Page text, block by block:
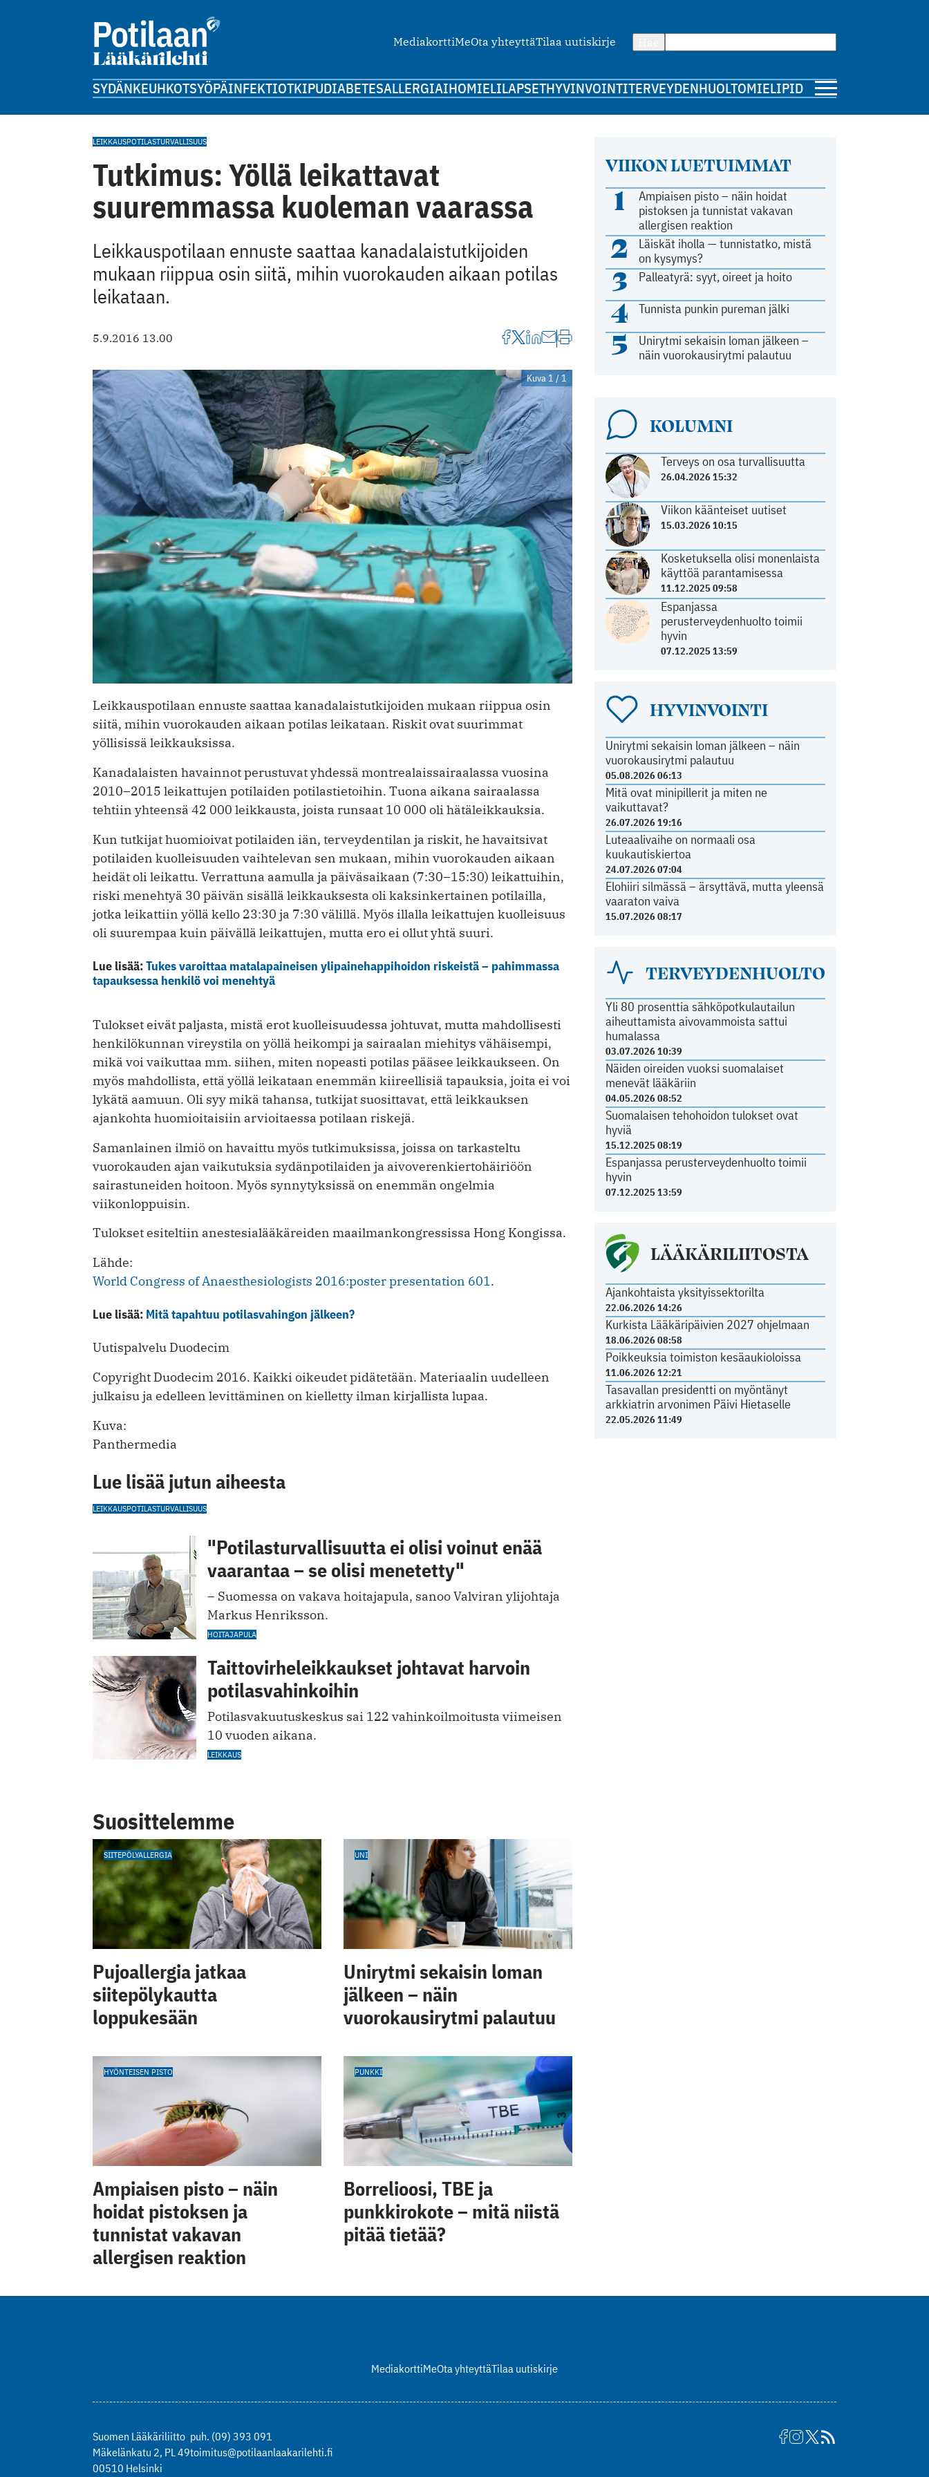
MediakorttiMeOta yhteyttäTilaa uutiskirje
SYDÄNKEUHKOTSYÖPÄINFEKTIOTKIPUDIABETESALLERGIAIHOMIELILAPSETHYVINVOINTITERVEYDENHUOLTOMIELIPIDE
VIIKON LUETUIMMAT
1
Ampiaisen pisto – näin hoidat
pistoksen ja tunnistat vakavan
allergisen reaktion
2
Läiskät iholla — tunnistatko, mistä
on kysymys?
3 Palleatyrä: syyt, oireet ja hoito
4 Tunnista punkin pureman jälki
5
Unirytmi sekaisin loman jälkeen –
näin vuorokausirytmi palautuu
KOLUMNI
Terveys on osa turvallisuutta
26.04.2026 15:32
Viikon käänteiset uutiset
15.03.2026 10:15
Kosketuksella olisi monenlaista
käyttöä parantamisessa
11.12.2025 09:58
Espanjassa
perusterveydenhuolto toimii
hyvin
07.12.2025 13:59
HYVINVOINTI
Unirytmi sekaisin loman jälkeen – näin
vuorokausirytmi palautuu
05.08.2026 06:13
Mitä ovat minipillerit ja miten ne
vaikuttavat?
26.07.2026 19:16
Luteaalivaihe on normaali osa
kuukautiskiertoa
24.07.2026 07:04
Elohiiri silmässä – ärsyttävä, mutta yleensä
vaaraton vaiva
15.07.2026 08:17
TERVEYDENHUOLTO
Yli 80 prosenttia sähköpotkulautailun
aiheuttamista aivovammoista sattui
humalassa
03.07.2026 10:39
Näiden oireiden vuoksi suomalaiset
menevät lääkäriin
04.05.2026 08:52
Suomalaisen tehohoidon tulokset ovat
hyviä
15.12.2025 08:19
Espanjassa perusterveydenhuolto toimii
hyvin
07.12.2025 13:59
LÄÄKÄRILIITOSTA
Ajankohtaista yksityissektorilta
22.06.2026 14:26
Kurkista Lääkäripäivien 2027 ohjelmaan
18.06.2026 08:58
Poikkeuksia toimiston kesäaukioloissa
11.06.2026 12:21
Tasavallan presidentti on myöntänyt
arkkiatrin arvonimen Päivi Hietaselle
22.05.2026 11:49
LEIKKAUSPOTILASTURVALLISUUS
Tutkimus: Yöllä leikattavat
suuremmassa kuoleman vaarassa
Leikkauspotilaan ennuste saattaa kanadalaistutkijoiden
mukaan riippua osin siitä, mihin vuorokauden aikaan potilas
leikataan.
5.9.2016 13.00
Kuva 1 / 1
Leikkauspotilaan ennuste saattaa kanadalaistutkijoiden mukaan riippua osin
siitä, mihin vuorokauden aikaan potilas leikataan. Riskit ovat suurimmat
yöllisissä leikkauksissa.
Kanadalaisten havainnot perustuvat yhdessä montrealaissairaalassa vuosina
2010–2015 leikattujen potilaiden potilastietoihin. Tuona aikana sairaalassa
tehtiin yhteensä 42 000 leikkausta, joista runsaat 10 000 oli hätäleikkauksia.
Kun tutkijat huomioivat potilaiden iän, terveydentilan ja riskit, he havaitsivat
potilaiden kuolleisuuden vaihtelevan sen mukaan, mihin vuorokauden aikaan
heidät oli leikattu. Verrattuna aamulla ja päiväsaikaan (7:30–15:30) leikattuihin,
riski menehtyä 30 päivän sisällä leikkauksesta oli kaksinkertainen potilailla,
jotka leikattiin yöllä kello 23:30 ja 7:30 välillä. Myös illalla leikattujen kuolleisuus
oli suurempaa kuin päivällä leikattujen, mutta ero ei ollut yhtä suuri.
Lue lisää:Tukes varoittaa matalapaineisen ylipainehappihoidon riskeistä – pahimmassa
tapauksessa henkilö voi menehtyä
Tulokset eivät paljasta, mistä erot kuolleisuudessa johtuvat, mutta mahdollisesti
henkilökunnan vireystila on yöllä heikompi ja sairaalan miehitys vähäisempi,
mikä voi vaikuttaa mm. siihen, miten nopeasti potilas pääsee leikkaukseen. On
myös mahdollista, että yöllä leikataan enemmän kiireellisiä tapauksia, joita ei voi
lykätä aamuun. Oli syy mikä tahansa, tutkijat suosittavat, että leikkauksen
ajankohta huomioitaisiin arvioitaessa potilaan riskejä.
Samanlainen ilmiö on havaittu myös tutkimuksissa, joissa on tarkasteltu
vuorokauden ajan vaikutuksia sydänpotilaiden ja aivoverenkiertohäiriöön
sairastuneiden hoitoon. Myös synnytyksissä on enemmän ongelmia
viikonloppuisin.
Tulokset esiteltiin anestesialääkäreiden maailmankongressissa Hong Kongissa.
Lähde:
World Congress of Anaesthesiologists 2016:poster presentation 601.
Lue lisää: Mitä tapahtuu potilasvahingon jälkeen?
Uutispalvelu Duodecim
Copyright Duodecim 2016. Kaikki oikeudet pidätetään. Materiaalin uudelleen
julkaisu ja edelleen levittäminen on kielletty ilman kirjallista lupaa.
Kuva:
Panthermedia
Lue lisää jutun aiheesta
LEIKKAUSPOTILASTURVALLISUUS
"Potilasturvallisuutta ei olisi voinut enää
vaarantaa – se olisi menetetty"
– Suomessa on vakava hoitajapula, sanoo Valviran ylijohtaja
Markus Henriksson.
HOITAJAPULA
Taittovirheleikkaukset johtavat harvoin
potilasvahinkoihin
Potilasvakuutuskeskus sai 122 vahinkoilmoitusta viimeisen
10 vuoden aikana.
LEIKKAUS
Suosittelemme
SIITEPÖLYALLERGIA
Pujoallergia jatkaa
siitepölykautta
loppukesään
UNI
Unirytmi sekaisin loman
jälkeen – näin
vuorokausirytmi palautuu
HYÖNTEISEN PISTO
Ampiaisen pisto – näin
hoidat pistoksen ja
tunnistat vakavan
allergisen reaktion
PUNKKI
Borrelioosi, TBE ja
punkkirokote – mitä niistä
pitää tietää?
MediakorttiMeOta yhteyttäTilaa uutiskirje
Suomen Lääkäriliitto
Mäkelänkatu 2, PL 49
00510 Helsinki
puh. (09) 393 091
toimitus@potilaanlaakarilehti.fi